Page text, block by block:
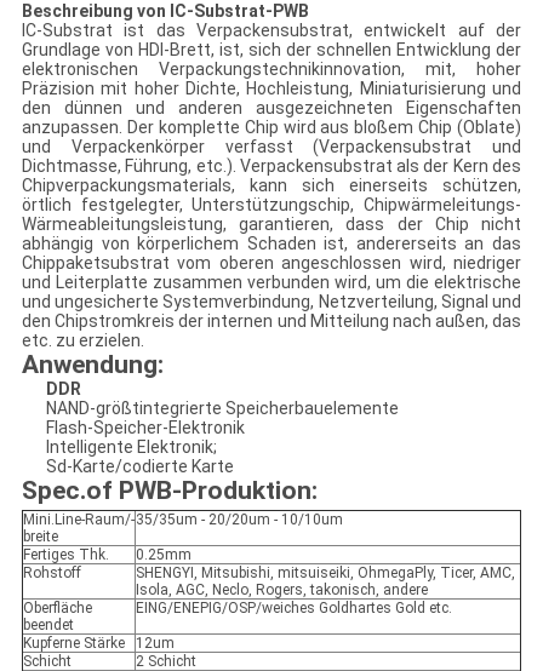
Beschreibung von IC-Substrat-PWB
IC-Substrat ist das Verpackensubstrat, entwickelt auf der
Grundlage von HDI-Brett, ist, sich der schnellen Entwicklung der
elektronischen Verpackungstechnikinnovation, mit, hoher
Präzision mit hoher Dichte, Hochleistung, Miniaturisierung und
den dünnen und anderen ausgezeichneten Eigenschaften
anzupassen. Der komplette Chip wird aus bloßem Chip (Oblate)
und Verpackenkörper verfasst (Verpackensubstrat und
Dichtmasse, Führung, etc.). Verpackensubstrat als der Kern des
Chipverpackungsmaterials, kann sich einerseits schützen,
örtlich festgelegter, Unterstützungschip, Chipwärmeleitungs-
Wärmeableitungsleistung, garantieren, dass der Chip nicht
abhängig von körperlichem Schaden ist, andererseits an das
Chippaketsubstrat vom oberen angeschlossen wird, niedriger
und Leiterplatte zusammen verbunden wird, um die elektrische
und ungesicherte Systemverbindung, Netzverteilung, Signal und
den Chipstromkreis der internen und Mitteilung nach außen, das
etc. zu erzielen.
Anwendung:
DDR
NAND-größtintegrierte Speicherbauelemente
Flash-Speicher-Elektronik
Intelligente Elektronik;
Sd-Karte/codierte Karte
Spec.of PWB-Produktion:
Mini.Line-Raum/-
breite
35/35um - 20/20um - 10/10um
Fertiges Thk.
0.25mm
Rohstoff
SHENGYI, Mitsubishi, mitsuiseiki, OhmegaPly, Ticer, AMC,
Isola, AGC, Neclo, Rogers, takonisch, andere
Oberfläche
beendet
EING/ENEPIG/OSP/weiches Goldhartes Gold etc.
Kupferne Stärke
12um
Schicht
2 Schicht